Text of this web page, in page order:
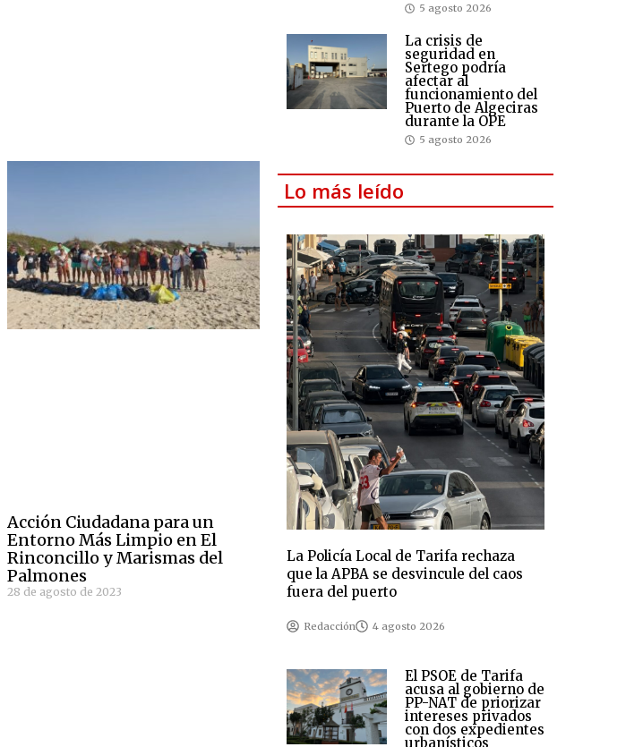
Acción Ciudadana para un
Entorno Más Limpio en El
Rinconcillo y Marismas del
Palmones
28 de agosto de 2023
5 agosto 2026
La crisis de
seguridad en
Sertego podría
afectar al
funcionamiento del
Puerto de Algeciras
durante la OPE
5 agosto 2026
Lo más leído
La Policía Local de Tarifa rechaza
que la APBA se desvincule del caos
fuera del puerto
Redacción 4 agosto 2026
El PSOE de Tarifa
acusa al gobierno de
PP-NAT de priorizar
intereses privados
con dos expedientes
urbanísticos